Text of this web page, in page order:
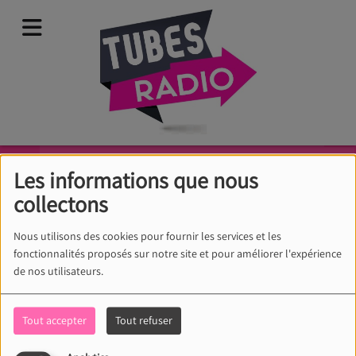
Les informations que nous
collectons
Nous utilisons des cookies pour fournir les services et les
fonctionnalités proposés sur notre site et pour améliorer l'expérience
de nos utilisateurs.
Tout accepter Tout refuser
Urgent
FOREIGNER
Pages